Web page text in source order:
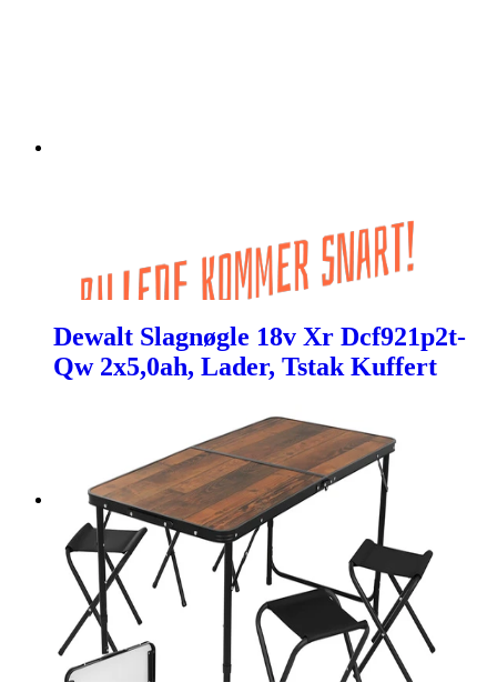
Dewalt Slagnøgle 18v Xr Dcf921p2t-
Qw 2x5,0ah, Lader, Tstak Kuffert